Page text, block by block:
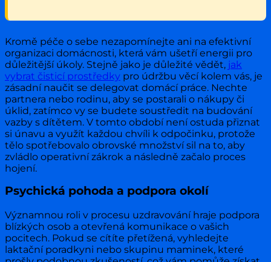
Kromě péče o sebe nezapomínejte ani na efektivní
organizaci domácnosti, která vám ušetří energii pro
důležitější úkoly. Stejně jako je důležité vědět, jak
vybrat čisticí prostředky pro údržbu věcí kolem vás, je
zásadní naučit se delegovat domácí práce. Nechte
partnera nebo rodinu, aby se postarali o nákupy či
úklid, zatímco vy se budete soustředit na budování
vazby s dítětem. V tomto období není ostuda přiznat
si únavu a využít každou chvíli k odpočinku, protože
tělo spotřebovalo obrovské množství sil na to, aby
zvládlo operativní zákrok a následně začalo proces
hojení.
Psychická pohoda a podpora okolí
Významnou roli v procesu uzdravování hraje podpora
blízkých osob a otevřená komunikace o vašich
pocitech. Pokud se cítíte přetížená, vyhledejte
laktační poradkyni nebo skupinu maminek, které